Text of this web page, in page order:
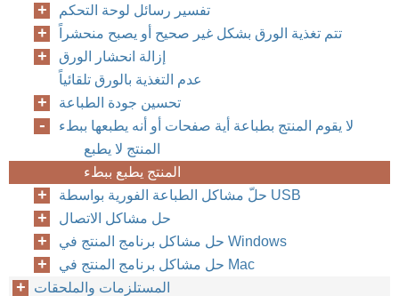
تفسير رسائل لوحة التحكم
تتم تغذية الورق بشكل غير صحيح أو يصبح منحشراً
إزالة انحشار الورق
عدم التغذية بالورق تلقائياً
تحسين جودة الطباعة
لا يقوم المنتج بطباعة أية صفحات أو أنه يطبعها ببطء
المنتج لا يطبع
المنتج يطبع ببطء
حلّ مشاكل الطباعة الفورية بواسطة USB
حل مشاكل الاتصال
حل مشاكل برنامج المنتج في Windows
حل مشاكل برنامج المنتج في Mac
المستلزمات والملحقات